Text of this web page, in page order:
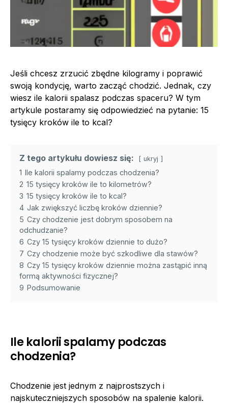
Jeśli chcesz zrzucić zbędne kilogramy i poprawić
swoją kondycję, warto zacząć chodzić. Jednak, czy
wiesz ile kalorii spalasz podczas spaceru? W tym
artykule postaramy się odpowiedzieć na pytanie: 15
tysięcy kroków ile to kcal?
Z tego artykułu dowiesz się: ukryj
1 Ile kalorii spalamy podczas chodzenia?
2 15 tysięcy kroków ile to kilometrów?
3 15 tysięcy kroków ile to kcal?
4 Jak zwiększyć liczbę kroków dziennie?
5 Czy chodzenie jest dobrym sposobem na
odchudzanie?
6 Czy 15 tysięcy kroków dziennie to dużo?
7 Czy chodzenie może być szkodliwe dla stawów?
8 Czy 15 tysięcy kroków dziennie można zastąpić inną
formą aktywności fizycznej?
9 Podsumowanie
Ile kalorii spalamy podczas
chodzenia?
Chodzenie jest jednym z najprostszych i
najskuteczniejszych sposobów na spalenie kalorii.